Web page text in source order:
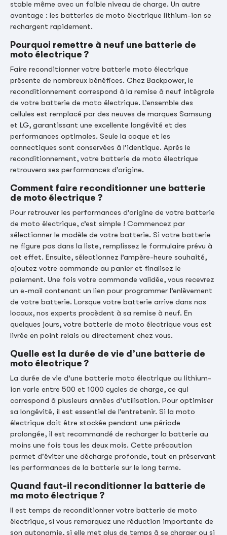
stable même avec un faible niveau de charge. Un autre
avantage : les batteries de moto électrique lithium-ion se
rechargent rapidement.
Pourquoi remettre à neuf une batterie de
moto électrique ?
Faire reconditionner votre batterie moto électrique
présente de nombreux bénéfices. Chez Backpower, le
reconditionnement correspond à la remise à neuf intégrale
de votre batterie de moto électrique. L’ensemble des
cellules est remplacé par des neuves de marques Samsung
et LG, garantissant une excellente longévité et des
performances optimales. Seule la coque et les
connectiques sont conservées à l’identique. Après le
reconditionnement, votre batterie de moto électrique
retrouvera ses performances d’origine.
Comment faire reconditionner une batterie
de moto électrique ?
Pour retrouver les performances d’origine de votre batterie
de moto électrique, c’est simple ! Commencez par
sélectionner le modèle de votre batterie. Si votre batterie
ne figure pas dans la liste, remplissez le formulaire prévu à
cet effet. Ensuite, sélectionnez l’ampère-heure souhaité,
ajoutez votre commande au panier et finalisez le
paiement. Une fois votre commande validée, vous recevrez
un e-mail contenant un lien pour programmer l’enlèvement
de votre batterie. Lorsque votre batterie arrive dans nos
locaux, nos experts procèdent à sa remise à neuf. En
quelques jours, votre batterie de moto électrique vous est
livrée en point relais ou directement chez vous.
Quelle est la durée de vie d’une batterie de
moto électrique ?
La durée de vie d’une batterie moto électrique au lithium-
ion varie entre 500 et 1000 cycles de charge, ce qui
correspond à plusieurs années d'utilisation. Pour optimiser
sa longévité, il est essentiel de l’entretenir. Si la moto
électrique doit être stockée pendant une période
prolongée, il est recommandé de recharger la batterie au
moins une fois tous les deux mois. Cette précaution
permet d'éviter une décharge profonde, tout en préservant
les performances de la batterie sur le long terme.
Quand faut-il reconditionner la batterie de
ma moto électrique ?
Il est temps de reconditionner votre batterie de moto
électrique, si vous remarquez une réduction importante de
son autonomie, si elle met plus de temps à se charger ou si